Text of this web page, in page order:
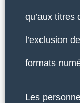
qu’aux titres
l’exclusion
formats
Les